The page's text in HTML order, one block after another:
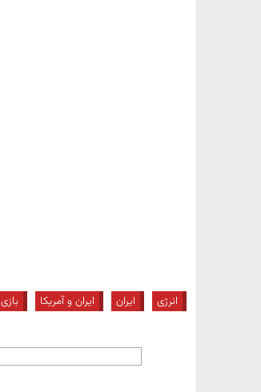
انرژی ایران ایران و آمریکا بازی